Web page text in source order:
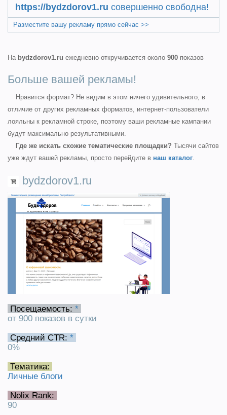
https://bydzdorov1.ru совершенно свободна!
Разместите вашу рекламу прямо сейчас >>
На bydzdorov1.ru ежедневно откручивается около 900 показов
Больше вашей рекламы!
Нравится формат? Не видим в этом ничего удивительного, в
отличие от других рекламных форматов, интернет-пользователи
лояльны к рекламной строке, поэтому ваши рекламные кампании
будут максимально результативными.
Где же искать схожие тематические площадки? Тысячи сайтов
уже ждут вашей рекламы, просто перейдите в наш каталог.
bydzdorov1.ru
Посещаемость: *
от 900 показов в сутки
Средний CTR: *
0%
Тематика:
Личные блоги
Nolix Rank:
90